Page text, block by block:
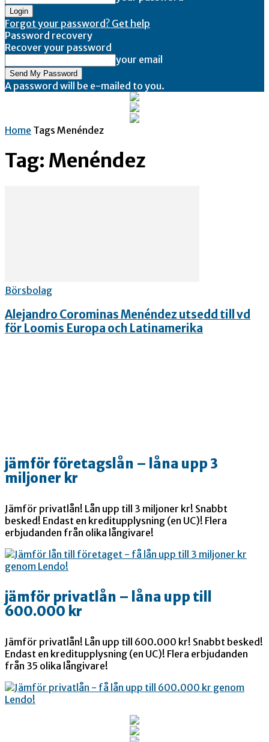
Forgot your password? Get help
Password recovery
Recover your password
your email
A password will be e-mailed to you.
Home Tags Menéndez
Tag: Menéndez
Börsbolag
Alejandro Corominas Menéndez utsedd till vd
för Loomis Europa och Latinamerika
jämför företagslån – låna upp 3
miljoner kr
Jämför privatlån! Lån upp till 3 miljoner kr! Snabbt
besked! Endast en kreditupplysning (en UC)! Flera
erbjudanden från olika långivare!
jämför privatlån – låna upp till
600.000 kr
Jämför privatlån! Lån upp till 600.000 kr! Snabbt besked!
Endast en kreditupplysning (en UC)! Flera erbjudanden
från 35 olika långivare!